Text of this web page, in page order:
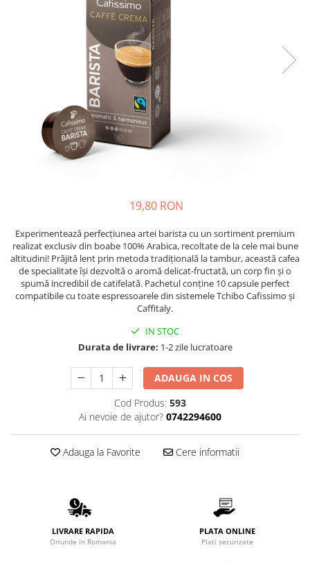
19,80 RON
Experimentează perfecțiunea artei barista cu un sortiment premium
realizat exclusiv din boabe 100% Arabica, recoltate de la cele mai bune
altitudini! Prăjită lent prin metoda tradițională la tambur, această cafea
de specialitate își dezvoltă o aromă delicat-fructată, un corp fin și o
spumă incredibil de catifelată. Pachetul conține 10 capsule perfect
compatibile cu toate espressoarele din sistemele Tchibo Cafissimo și
Caffitaly.
IN STOC
Durata de livrare: 1-2 zile lucratoare
ADAUGA IN COS
Cod Produs: 593
Ai nevoie de ajutor? 0742294600
Adauga la Favorite Cere informatii
LIVRARE RAPIDA
Oriunde in Romania
PLATA ONLINE
Plati securizate